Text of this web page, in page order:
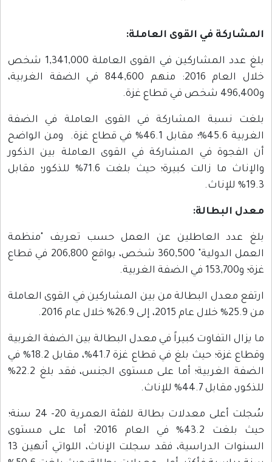
المشاركة في القوى العاملة:
بلغ عدد المشاركين في القوى العاملة 1,341,000 شخص
خلال العام 2016: منهم 844,600 في الضفة الغربية،
و496,400 شخص في قطاع غزة.
بلغت نسبة المشاركة في القوى العاملة في الضفة
الغربية 45.6%؛ مقابل 46.1% في قطاع غزة. ومن الواضح
أن الفجوة في المشاركة في القوى العاملة بين الذكور
والإناث ما زالت كبيرة؛ حيث بلغت 71.6% للذكور؛ مقابل
19.3% للإناث.
معدل البطالة:
بلغ عدد العاطلين عن العمل حسب تعريف "منظمة
العمل الدولية" 360,500 شخص، بواقع 206,800 في قطاع
غزة؛ و153,700 في الضفة الغربية.
ارتفع معدل البطالة من بين المشاركين في القوى العاملة
من 25.9% خلال عام 2015، إلى 26.9% خلال عام 2016.
ما يزال التفاوت كبيراً في معدل البطالة بين الضفة الغربية
وقطاع غزة؛ حيث بلغ في قطاع غزة 41.7%، مقابل 18.2% في
الضفة الغربية؛ أما على مستوى الجنس، فقد بلغ 22.2%
للذكور، مقابل 44.7% للإناث.
سُجلت أعلى معدلات بطالة للفئة العمرية 20- 24 سنة؛
حيث بلغت 43.2% في العام 2016؛ أما على مستوى
السنوات الدراسية، فقد سجلت الإناث، اللواتي أنهين 13